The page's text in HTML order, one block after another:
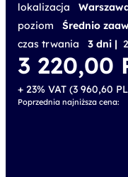
lokalizacja
poziom
Średnio
czas trwania
3 dni |
3 220,00
+ 23% VAT (3 960,60
Poprzednia najniższa cena: